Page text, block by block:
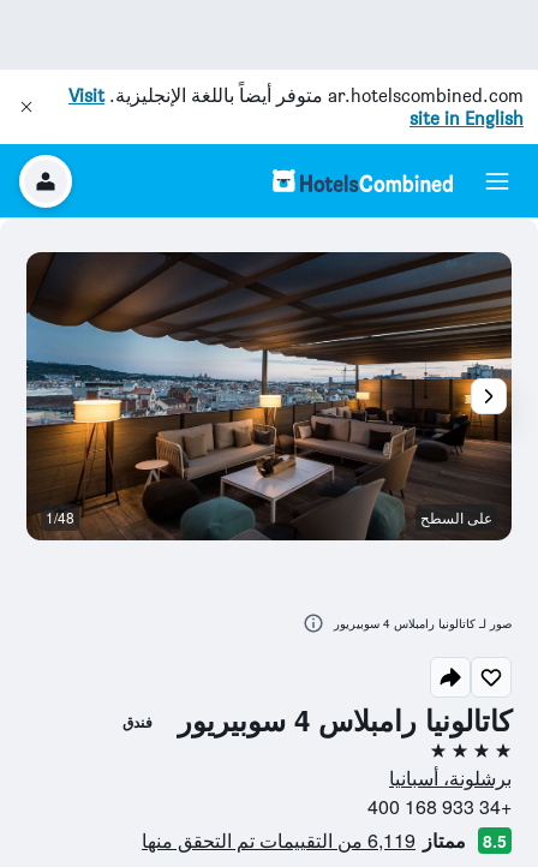
ar.hotelscombined.com متوفر أيضاً باللغة الإنجليزية.Visit
site in English
كاتالونيا رامبلاس 4 سوبيريور فندق
4 نجوم
برشلونة، أسبانيا
+34 933 168 400
8.5 ممتاز 6,119 من التقييمات تم التحقق منها
على السطح 1/48
صور لـ كاتالونيا رامبلاس 4 سوبيريور